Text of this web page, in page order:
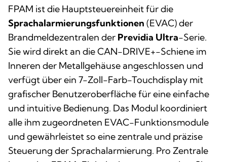
FPAM ist die Hauptsteuereinheit für die
Sprachalarmierungsfunktionen (EVAC) der
Brandmeldezentralen der Previdia Ultra-Serie.
Sie wird direkt an die CAN-DRIVE+-Schiene im
Inneren der Metallgehäuse angeschlossen und
verfügt über ein 7-Zoll-Farb-Touchdisplay mit
grafischer Benutzeroberfläche für eine einfache
und intuitive Bedienung. Das Modul koordiniert
alle ihm zugeordneten EVAC-Funktionsmodule
und gewährleistet so eine zentrale und präzise
Steuerung der Sprachalarmierung. Pro Zentrale